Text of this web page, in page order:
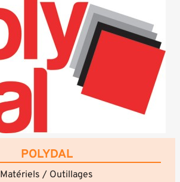
POLYDAL
Matériels / Outillages